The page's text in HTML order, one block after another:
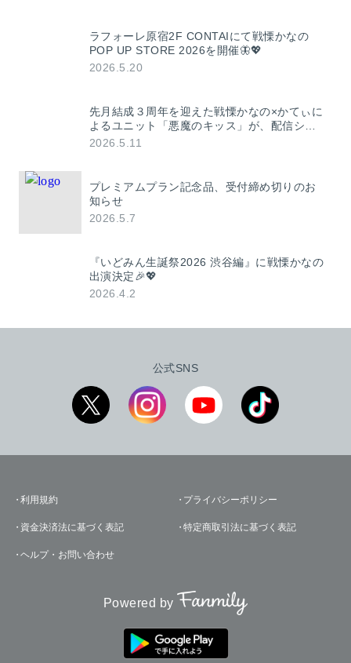
ラフォーレ原宿2F CONTAIにて戦慄かなの
POP UP STORE 2026を開催🦋💖
2026.5.20
先月結成３周年を迎えた戦慄かなの×かてぃに
よるユニット「悪魔のキッス」が、配信シン
グル「ERA」（エラ）を発表！ 作詞・作曲
2026.5.11
プレミアムプラン記念品、受付締め切りのお
知らせ
2026.5.7
『いどみん生誕祭2026 渋谷編』に戦慄かなの
出演決定🎉💖
2026.4.2
公式SNS
利用規約 プライバシーポリシー
資金決済法に基づく表記 特定商取引法に基づく表記
ヘルプ・お問い合わせ
Powered by